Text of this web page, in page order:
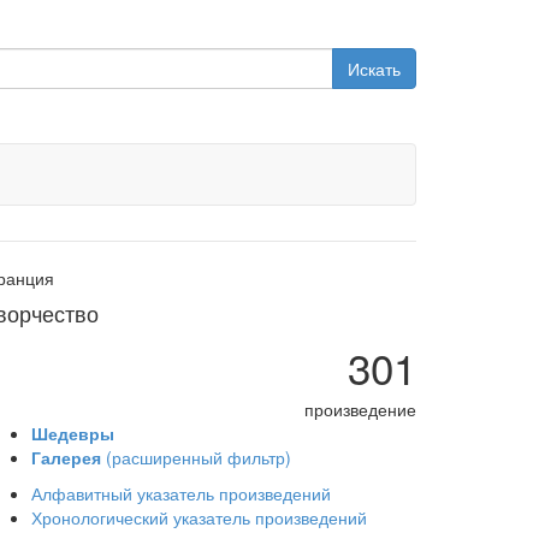
Искать
301
произведение
Шедевры
Галерея (расширенный фильтр)
Алфавитный указатель произведений
Хронологический указатель произведений